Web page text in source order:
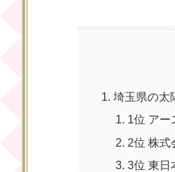
埼玉県の太
1位 アー
2位 株式
3位 東日